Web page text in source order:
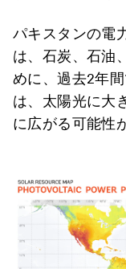
パキスタンの電
は、石炭、石油
めに、過去2年
は、太陽光に大
に広がる可能性